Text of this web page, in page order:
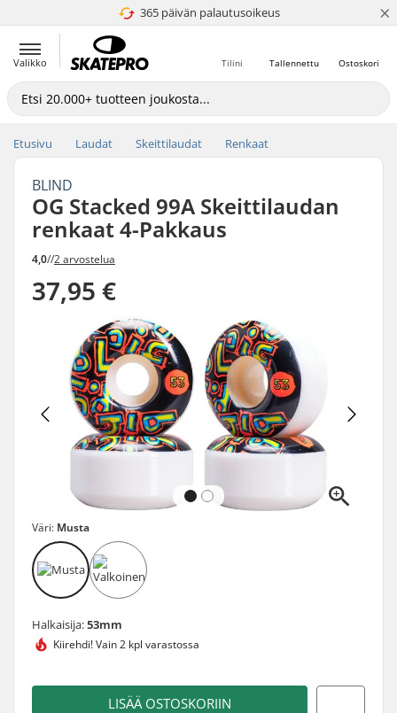
365 päivän palautusoikeus
4.8 / 5 ×
Valikko Ostoskori
Tallennettu
Tilini
Etusivu Laudat Skeittilaudat Renkaat
BLIND
OG Stacked 99A Skeittilaudan
renkaat 4-Pakkaus
4,0//2 arvostelua
37,95 €
Väri: Musta
Halkaisija:53mm
Kiirehdi!Vain 2 kpl varastossa
LISÄÄ OSTOSKORIIN